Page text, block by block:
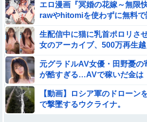
エロ漫画『冥婚の花嫁～無限
rawやhitomiを使わずに無料
生配信中に猫に乳首ポロリさ
女のアーカイブ、500万再生
元グラドルAV女優・田野憂の
が酷すぎる…AVで稼いだ金は
【動画】ロシア軍のドローン
で撃墜するウクライナ。